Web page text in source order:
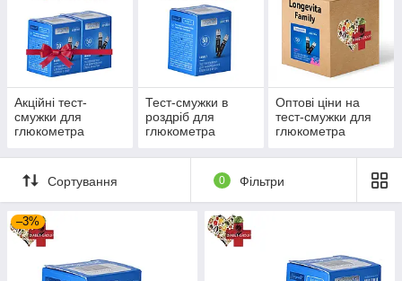
глюкометра Лонгевіта
Фемелі в Україні за
низькою ціною можна в
діамаркет!
Перейти до вибору
Смужки для контролю цукру
Longevita Family
Акційні тест-
смужки для
глюкометра
Тест-смужки в
роздріб для
глюкометра
Оптові ціни на
тест-смужки для
глюкометра
Сортування 0 Фільтри
–3%